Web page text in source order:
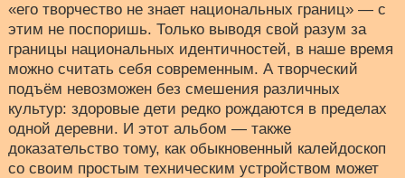
«его творчество не знает национальных границ» — с
этим не поспоришь. Только выводя свой разум за
границы национальных идентичностей, в наше время
можно считать себя современным. А творческий
подъём невозможен без смешения различных
культур: здоровые дети редко рождаются в пределах
одной деревни. И этот альбом — также
доказательство тому, как обыкновенный калейдоскоп
со своим простым техническим устройством может